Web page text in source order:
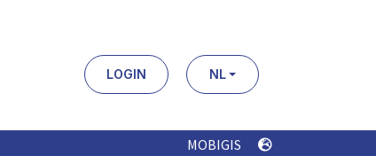
LOGIN NL
MOBIGIS